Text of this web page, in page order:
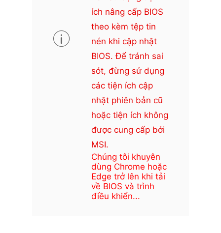
ích nâng cấp BIOS
theo kèm tệp tin
nén khi cập nhật
BIOS. Để tránh sai
sót, đừng sử dụng
các tiện ích cập
nhật phiên bản cũ
hoặc tiện ích không
được cung cấp bởi
MSI.
Chúng tôi khuyên
dùng Chrome hoặc
Edge trở lên khi tải
về BIOS và trình
điều khiển...